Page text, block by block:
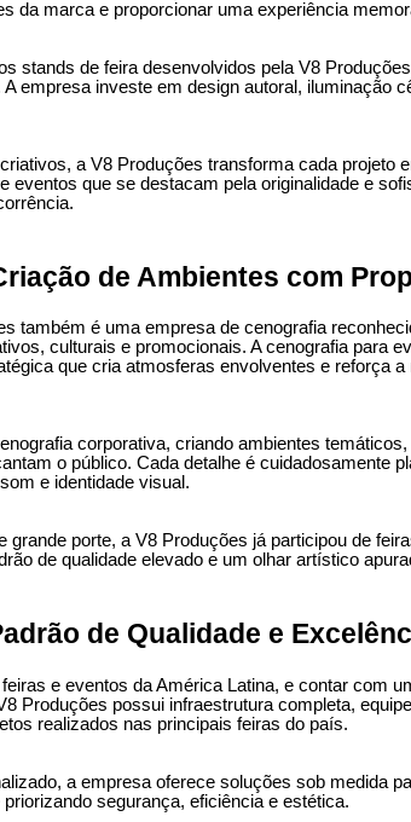
da marca e proporcionar uma experiência
stands de feira desenvolvidos pela V8
empresa investe em design autoral, iluminação
a V8 Produções transforma cada projeto
eventos que se destacam pela originalidade e
de Ambientes com
também é uma empresa de cenografia
culturais e promocionais. A cenografia para
que cria atmosferas envolventes e reforça a
corporativa, criando ambientes
o público. Cada detalhe é cuidadosamente
e identidade visual.
porte, a V8 Produções já participou de
de qualidade elevado e um olhar artístico
de Qualidade e
e eventos da América Latina, e contar com
Produções possui infraestrutura completa,
realizados nas principais feiras do país.
a empresa oferece soluções sob medida
segurança, eficiência e estética.